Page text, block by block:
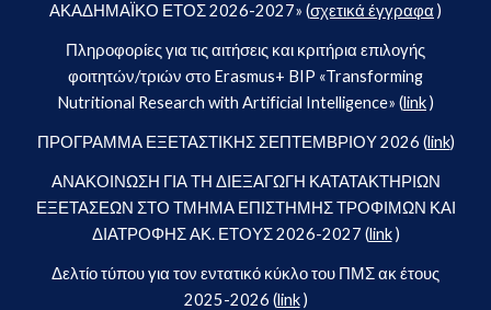
ΑΚΑΔΗΜΑΪΚΟ ΕΤΟΣ 2026-2027» (σχετικά έγγραφα )
Πληροφορίες για τις αιτήσεις και κριτήρια επιλογής
φοιτητών/τριών στο Erasmus+ BIP «Transforming
Nutritional Research with Artificial Intelligence» (link)
ΠΡΟΓΡΑΜΜΑ ΕΞΕΤΑΣΤΙΚΗΣ ΣΕΠΤΕΜΒΡΙΟΥ 2026 (link)
ΑΝΑΚΟΙΝΩΣΗ ΓΙΑ ΤΗ ΔΙΕΞΑΓΩΓΗ ΚΑΤΑΤΑΚΤΗΡΙΩΝ
ΕΞΕΤΑΣΕΩΝ ΣΤΟ ΤΜΗΜΑ ΕΠΙΣΤΗΜΗΣ ΤΡΟΦΙΜΩΝ ΚΑΙ
ΔΙΑΤΡΟΦΗΣ ΑΚ. ΕΤΟΥΣ 2026-2027 (link )
Δελτίο τύπου για τον εντατικό κύκλο του ΠΜΣ ακ έτους
2025-2026 (link )